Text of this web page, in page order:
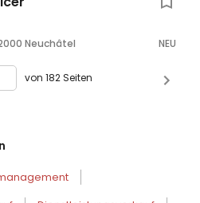
Neuchâtel NEU
von 182 Seiten